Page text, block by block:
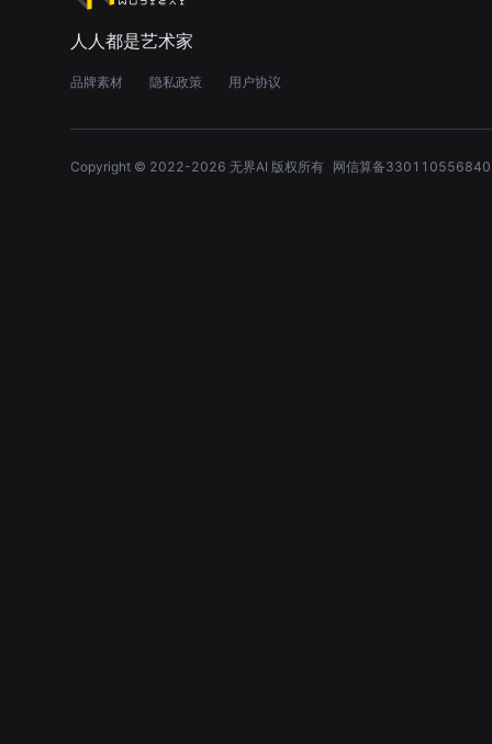
人人都是艺术家
品牌素材 隐私政策 用户协议
Copyright © 2022-2026 无界AI 版权所有 网信算备